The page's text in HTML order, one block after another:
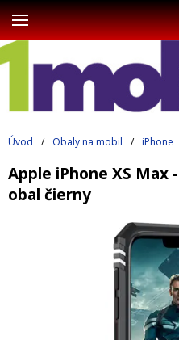
Úvod / Obaly na mobil / iPhone
Apple iPhone XS Max
obal čierny